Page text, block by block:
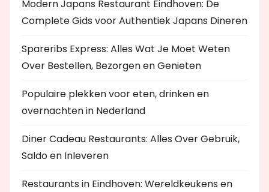
Modern Japans Restaurant Eindhoven: De
Complete Gids voor Authentiek Japans Dineren
Spareribs Express: Alles Wat Je Moet Weten
Over Bestellen, Bezorgen en Genieten
Populaire plekken voor eten, drinken en
overnachten in Nederland
Diner Cadeau Restaurants: Alles Over Gebruik,
Saldo en Inleveren
Restaurants in Eindhoven: Wereldkeukens en